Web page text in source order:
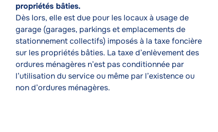
propriétés bâties.
Dès lors, elle est due pour les locaux à usage de
garage (garages, parkings et emplacements de
stationnement collectifs) imposés à la taxe foncière
sur les propriétés bâties. La taxe d’enlèvement des
ordures ménagères n’est pas conditionnée par
l’utilisation du service ou même par l’existence ou
non d’ordures ménagères.